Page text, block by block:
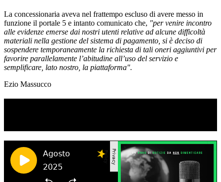
La concessionaria aveva nel frattempo escluso di avere messo in
funzione il portale 5 e intanto comunicato che, "per venire incontro
alle evidenze emerse dai nostri utenti relative ad alcune difficoltà
materiali nella gestione del sistema di pagamento, si è deciso di
sospendere temporaneamente la richiesta di tali oneri aggiuntivi per
favorire parallelamente l’abitudine all’uso del servizio e
semplificare, lato nostro, la piattaforma".
Ezio Massucco